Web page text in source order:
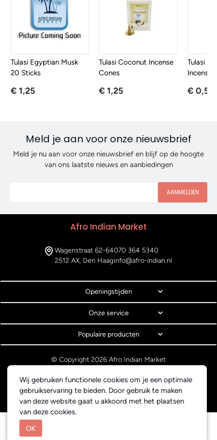
Wij gebruiken functionele cookies om je een optimale
gebruikservaring te bieden. Door gebruik te maken
van deze website gaat u akkoord met het plaatsen
van deze cookies.
OK
Tulasi Egyptian Musk
20 Sticks
€ 1,25
Tulasi Coconut Incense
Cones
€ 1,25
Tulasi
Incense
€ 0,50
Meld je aan voor onze nieuwsbrief
Meld je nu aan voor onze nieuwsbrief en blijf op de hoogte
van ons laatste nieuws en aanbiedingen
AANMELDEN
Afro Indian Market
Wagenstraat 62-64
2512 AX, Den Haag
070 364 5340
info@afro-indian.nl
Openingstijden
Onze service
Populaire producten
© Copyright 2026 Afro Indian Market
Privacyverklaring
Webdesign BEWISE Solutions